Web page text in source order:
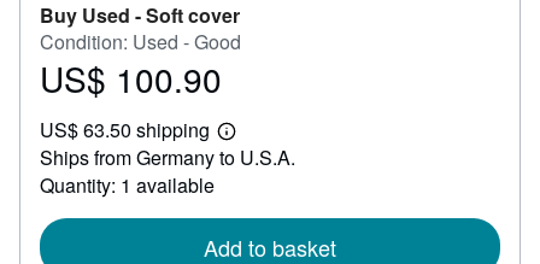
Buy Used -Soft cover
Condition: Used - Good
Price
100.90
US$ 100.90
US$ 63.50 shipping
Learn
more
Ships from Germany to U.S.A.
Quantity: 1 available
Add to basket